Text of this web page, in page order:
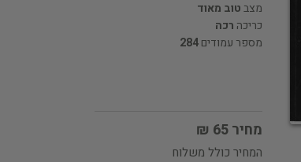
מצבטוב מאוד
כריכה רכה
מספר עמודים284
מחיר 65 ₪
המחיר כולל משלוח